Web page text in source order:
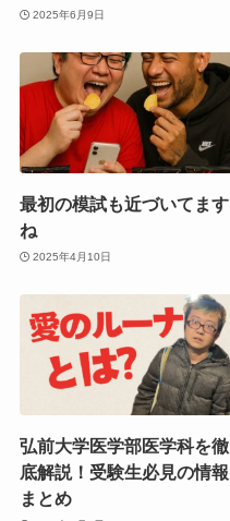
2025年6月9日
最初の模試も近づいてます
ね
2025年4月10日
弘前大学医学部医学科を徹
底解説！受験生必見の情報
まとめ